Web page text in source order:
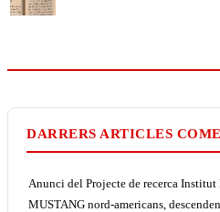
DARRERS ARTICLES
Anunci del Projecte de recerca
MUSTANG nord-americans,